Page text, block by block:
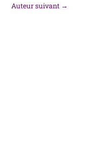
Auteur suivant →